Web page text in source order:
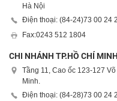
Hà Nội
Điện thoại: (84-24)73 00 24
Fax:0243 512 1804
CHI NHÁNH TP.HỒ CHÍ MINH
Tầng 11, Cao ốc 123-127
Minh.
Điện thoại: (84-28)73 00 24